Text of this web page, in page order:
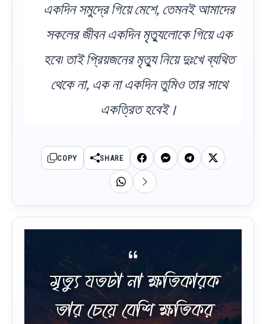
একদিন সমুদ্রে গিয়ে মেশে, তেমনই আমাদের
সকলের জীবন একদিন মৃত্যুলোকে গিয়ে এক
হবে৷ তাই প্রিয়জনের মৃত্যু নিয়ে দুঃখে ব্যথিত
থেকে না, এক না একদিন তুমিও তার সাথে
একত্রিত হবেই।
COPY SHARE
মৃত্যু যতটা না ক্ষতিকারক
তার চেয়ে বেশি ক্ষতিকর